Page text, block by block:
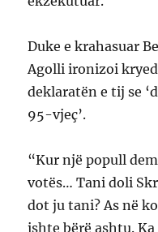
Duke e krahasuar
Agolli ironizoi
deklaratën e tij se
95-vjeç’.
“Kur një popull
votës… Tani doli
dot ju tani? As në
ishte bërë ashtu.